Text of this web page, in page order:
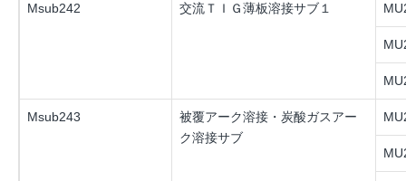
Msub242 交流ＴＩＧ薄板溶接サブ１
Msub243
被覆アーク溶接・炭酸ガスアー
ク溶接サブ